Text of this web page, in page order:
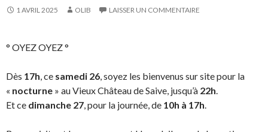
1 AVRIL 2025 OLIB LAISSER UN COMMENTAIRE
° OYEZ OYEZ °
Dès 17h, ce samedi 26, soyez les bienvenus sur site pour la
« nocturne » au Vieux Château de Saive, jusqu’à 22h.
Et ce dimanche 27, pour la journée, de 10h à 17h.